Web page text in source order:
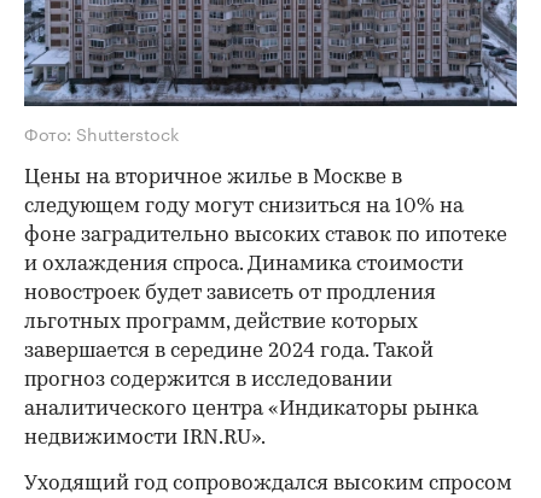
Фото: Shutterstock
Цены на вторичное жилье в Москве в
следующем году могут снизиться на 10% на
фоне заградительно высоких ставок по ипотеке
и охлаждения спроса. Динамика стоимости
новостроек будет зависеть от продления
льготных программ, действие которых
завершается в середине 2024 года. Такой
прогноз содержится в исследовании
аналитического центра «Индикаторы рынка
недвижимости IRN.RU».
Уходящий год сопровождался высоким спросом